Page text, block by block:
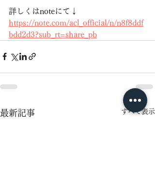
詳しくはnoteにて↓
https://note.com/acl_official/n/n8f8ddf
bdd2d3?sub_rt=share_pb
最新記事 すべて表示